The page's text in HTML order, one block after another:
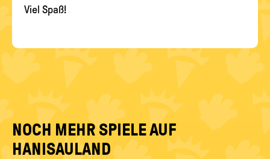
Viel Spaß!
NOCH MEHR SPIELE AUF
HANISAULAND